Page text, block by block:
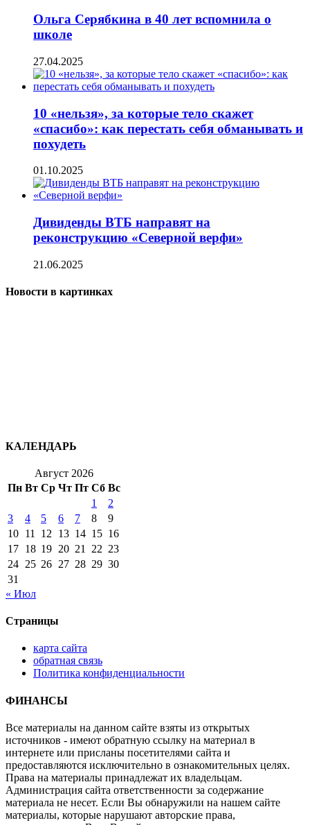
Ольга Серябкина в 40 лет вспомнила о
школе
27.04.2025
10 «нельзя», за которые тело скажет
«спасибо»: как перестать себя обманывать и
похудеть
01.10.2025
Дивиденды ВТБ направят на
реконструкцию «Северной верфи»
21.06.2025
Новости в картинках
КАЛЕНДАРЬ
Август 2026
Пн Вт Ср Чт Пт Сб Вс
1
2
3
4 5 6 7 8
9
10 11 12 13 14 15 16
17 18 19 20 21 22 23
24 25 26 27 28 29 30
31
« Июл
Страницы
карта сайта
обратная связь
Политика конфиденциальности
ФИНАНСЫ
Все материалы на данном сайте взяты из открытых
источников - имеют обратную ссылку на материал в
интернете или присланы посетителями сайта и
предоставляются исключительно в ознакомительных целях.
Права на материалы принадлежат их владельцам.
Администрация сайта ответственности за содержание
материала не несет. Если Вы обнаружили на нашем сайте
материалы, которые нарушают авторские права,